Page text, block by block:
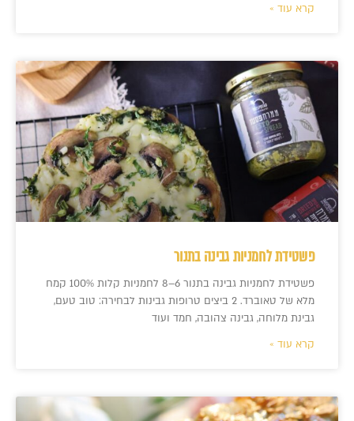
קרא עוד »
פשטידת לחמניות גבינה בתנור
פשטידת לחמניות גבינה בתנור 6–8 לחמניות קלות 100% קמח
מלא של טאוברד. 2 ביצים טרופות גבינות לבחירה: טוב טעם,
גבינת מלוחה, גבינה צהובה, חמד ועוד
קרא עוד »